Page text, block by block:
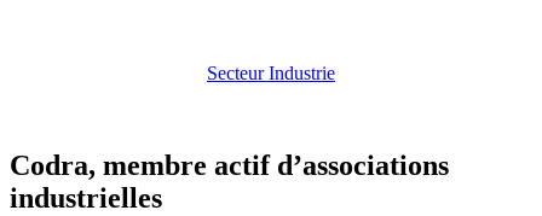
Secteur Industrie
Codra, membre actif d’associations
industrielles